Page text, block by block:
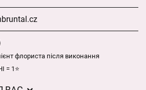
флориста після виконання
= 1⭐